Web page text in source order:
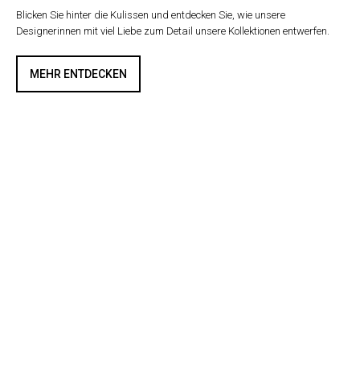
Blicken Sie hinter die Kulissen und entdecken Sie, wie unsere
Designerinnen mit viel Liebe zum Detail unsere Kollektionen entwerfen.
MEHR ENTDECKEN